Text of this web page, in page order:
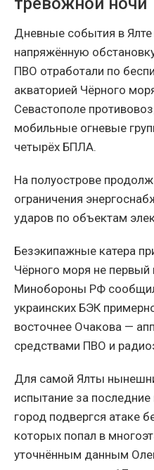
Дневные события в Ялте
напряжённую
ПВО отработали по
акваторией Чёрного
Севастополе
мобильные огневые
четырёх БПЛА.
На полуострове
ограничения
ударов по объектам
Безэкипажные катера
Чёрного моря не первый
Минобороны РФ
украинских БЭК
восточнее Очакова —
средствами ПВО и
Для самой Ялты
испытание за
город подвергся атаке
которых попал в
уточнённым данным